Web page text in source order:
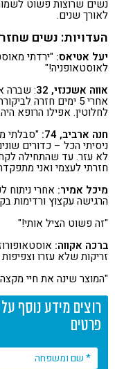
נשים שרוצות פשוט
לאורך שנים.
העדויות: נשים
יעל אטיאס: "ירדתי
לאוסטאופניה!"
אווה אשכנזי, 32
: שברה
אחרי 5 ימים חזרה
לחלוטין. אפילו הרופא
חנה ארביב, 74:
"סבלתי
ניסיתי הכל – כדורים
לא עזר. עד שהתחילה
חזרתי לעצמי ואני
מיכל אמיר: אחרי ניתוח
הרגישה עקצוץ ורדימות
"זה פשוט הציל אותי!"
ברכה אקווה:
זריקות שלא עזרו
"המוצר שינה את חיי
רוצים מידע נוסף
פרטים